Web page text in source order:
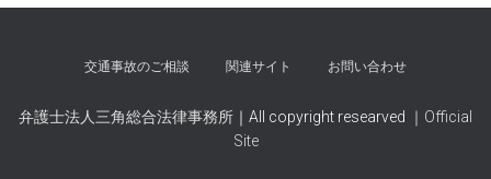
交通事故のご相談 関連サイト お問い合わせ
弁護士法人三角総合法律事務所 ｜All copyright researved
｜Official
Site